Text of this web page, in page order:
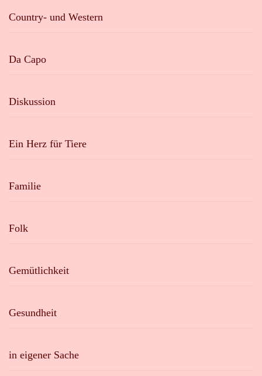
Country- und Western
Da Capo
Diskussion
Ein Herz für Tiere
Familie
Folk
Gemütlichkeit
Gesundheit
in eigener Sache